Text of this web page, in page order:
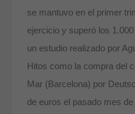
se mantuvo en el primer
ejercicio y superó los
un estudio realizado por
Hitos como la compra del
Mar (Barcelona) por
de euros el pasado mes